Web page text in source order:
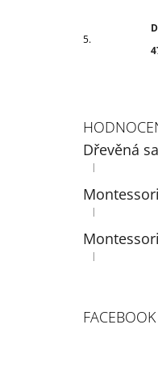
Hodnocení
|
Hodnocení
|
Hodnocení
|
FACEBOOK